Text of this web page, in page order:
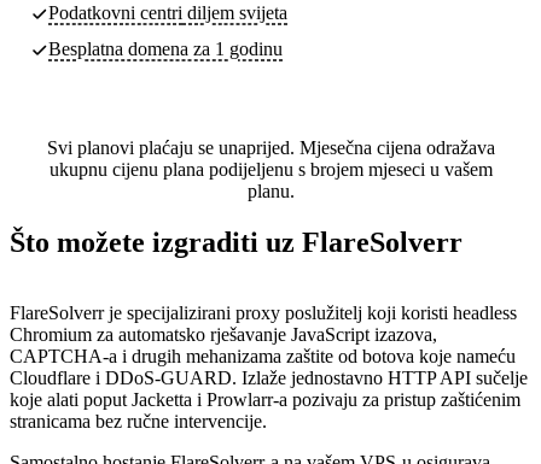
Podatkovni centri diljem svijeta
Besplatna domena za 1 godinu
Svi planovi plaćaju se unaprijed. Mjesečna cijena odražava
ukupnu cijenu plana podijeljenu s brojem mjeseci u vašem
planu.
Što možete izgraditi uz FlareSolverr
FlareSolverr je specijalizirani proxy poslužitelj koji koristi headless
Chromium za automatsko rješavanje JavaScript izazova,
CAPTCHA-a i drugih mehanizama zaštite od botova koje nameću
Cloudflare i DDoS-GUARD. Izlaže jednostavno HTTP API sučelje
koje alati poput Jacketta i Prowlarr-a pozivaju za pristup zaštićenim
stranicama bez ručne intervencije.